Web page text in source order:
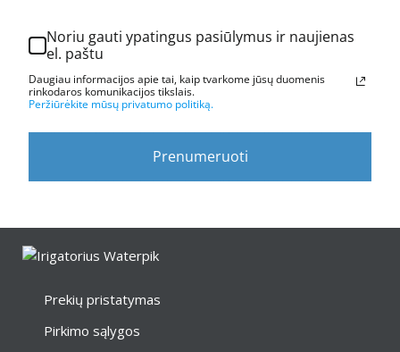
Noriu gauti ypatingus pasiūlymus ir naujienas
el. paštu
Daugiau informacijos apie tai, kaip tvarkome jūsų duomenis
rinkodaros komunikacijos tikslais.
Peržiūrėkite mūsų privatumo politiką.
Prenumeruoti
Prekių pristatymas
Pirkimo sąlygos